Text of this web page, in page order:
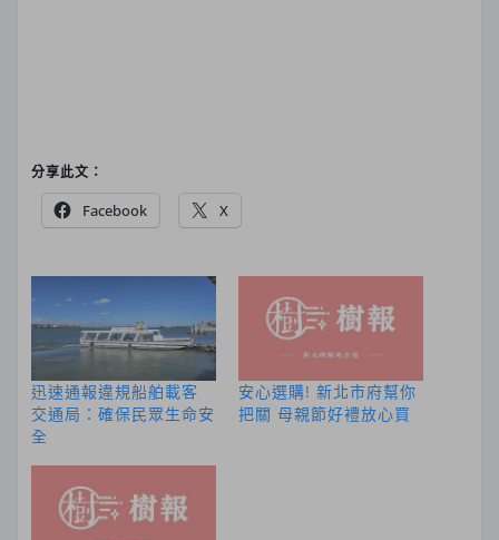
分享此文：
Facebook X
迅速通報違規船舶載客
交通局：確保民眾生命安
全
安心選購! 新北市府幫你
把關 母親節好禮放心買